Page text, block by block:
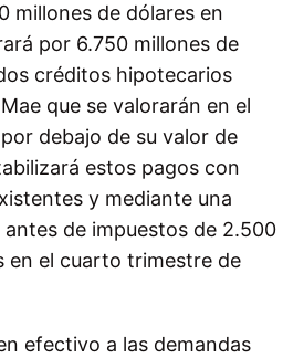
millones de dólares en
por 6.750 millones de
créditos hipotecarios
que se valorarán en el
debajo de su valor de
estos pagos con
y mediante una
de impuestos de 2.500
en el cuarto trimestre de
efectivo a las demandas